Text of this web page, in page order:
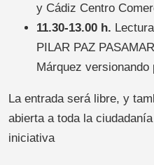
y Cádiz Centro
11.30-13.00 h.
PILAR PAZ
Márquez
La entrada será libre, y
abierta a toda la
iniciativa